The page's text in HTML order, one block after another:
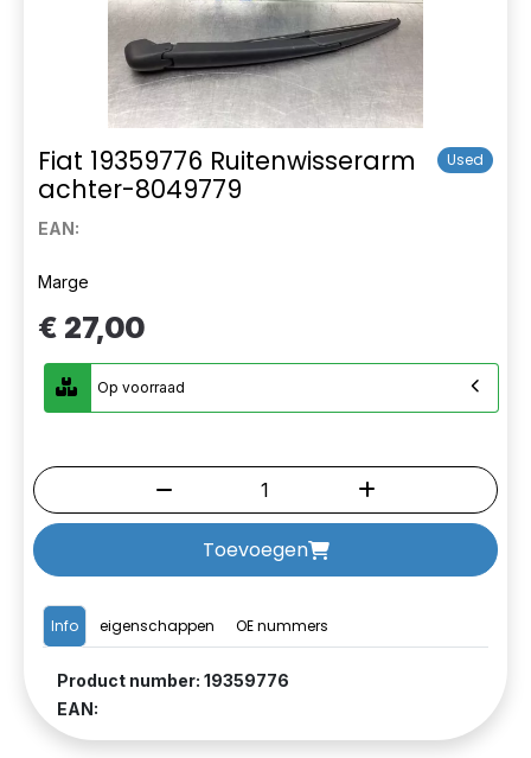
Fiat 19359776 Ruitenwisserarm
achter-8049779
Used
EAN:
Info eigenschappen OE nummers
Product number: 19359776
EAN:
Marge
€ 27,00
Op voorraad
Toevoegen